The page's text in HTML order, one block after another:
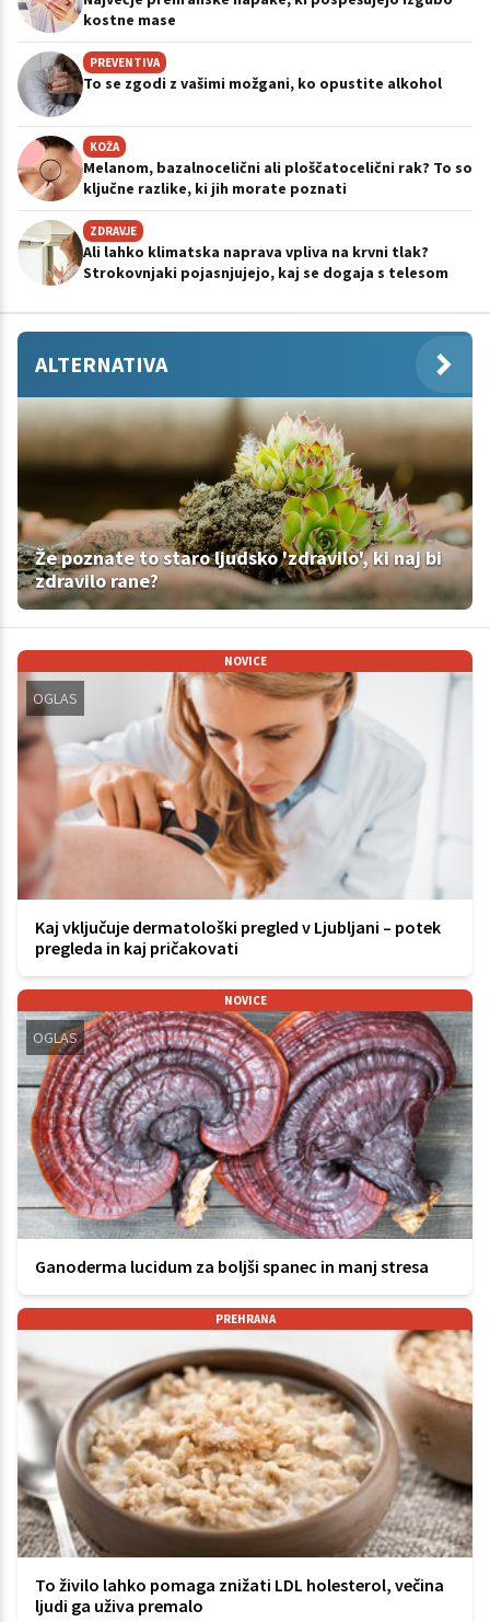
kostne mase
PREVENTIVA
To se zgodi z vašimi možgani, ko opustite alkohol
KOŽA
Melanom, bazalnocelični ali ploščatocelični rak? To so
ključne razlike, ki jih morate poznati
ZDRAVJE
Ali lahko klimatska naprava vpliva na krvni tlak?
Strokovnjaki pojasnjujejo, kaj se dogaja s telesom
ALTERNATIVA
Že poznate to staro ljudsko 'zdravilo', ki naj bi
zdravilo rane?
NOVICE
OGLAS
Kaj vključuje dermatološki pregled v Ljubljani – potek
pregleda in kaj pričakovati
NOVICE
OGLAS
Ganoderma lucidum za boljši spanec in manj stresa
PREHRANA
To živilo lahko pomaga znižati LDL holesterol, večina
ljudi ga uživa premalo